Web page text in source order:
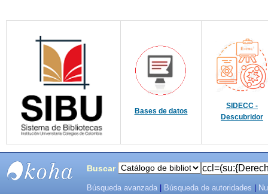
Bases de datos
SIDECC -
Descubridor
Buscar
Búsqueda avanzada Búsqueda de autoridades